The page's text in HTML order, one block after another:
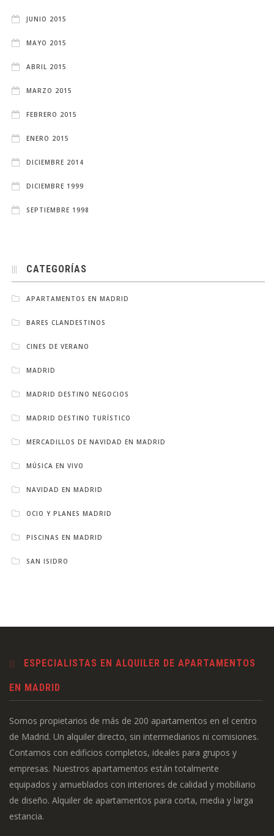
JUNIO 2015
MAYO 2015
ABRIL 2015
MARZO 2015
FEBRERO 2015
ENERO 2015
DICIEMBRE 2014
DICIEMBRE 1999
SEPTIEMBRE 1998
CATEGORÍAS
APARTAMENTOS EN MADRID
BARES CLANDESTINOS
CINES DE VERANO
MADRID
MADRID DESTINO NEGOCIOS
MADRID DESTINO TURÍSTICO
MERCADILLOS DE NAVIDAD EN MADRID
MÚSICA EN VIVO
NAVIDAD EN MADRID
OCIO Y PLANES MADRID
PISCINAS EN MADRID
SAN ISIDRO
ESPECIALISTAS EN ALQUILER DE APARTAMENTOS
EN MADRID
Somos propietarios de más de 200 apartamentos en el centro
de Madrid. Un alquiler directo, sin intermediarios ni comisiones.
Contamos con edificios completos, ideales para grupos y
empresas. Nuestros apartamentos están totalmente
equipados y amueblados con interiores de calidad y mobiliario
de diseño. Alquiler de apartamentos para corta, media y larga
estancia.